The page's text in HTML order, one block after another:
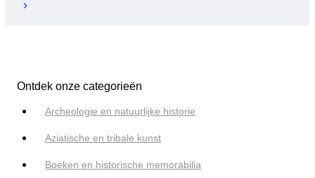
Ontdek onze categorieën
Archeologie en natuurlijke historie
Aziatische en tribale kunst
Boeken en historische memorabilia